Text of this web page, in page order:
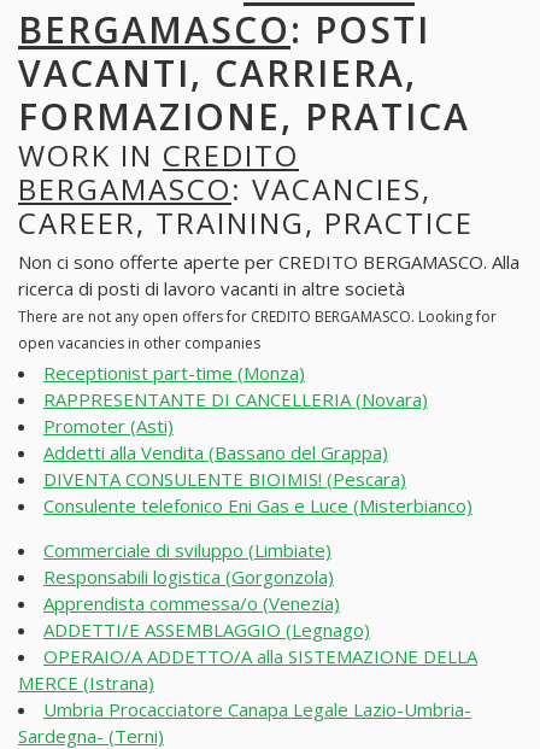
BERGAMASCO: POSTI
VACANTI, CARRIERA,
FORMAZIONE, PRATICA
WORK IN CREDITO
BERGAMASCO: VACANCIES,
CAREER, TRAINING, PRACTICE
Non ci sono offerte aperte per CREDITO BERGAMASCO. Alla
ricerca di posti di lavoro vacanti in altre società
There are not any open offers for CREDITO BERGAMASCO. Looking for
open vacancies in other companies
Receptionist part-time (Monza)
RAPPRESENTANTE DI CANCELLERIA (Novara)
Promoter (Asti)
Addetti alla Vendita (Bassano del Grappa)
DIVENTA CONSULENTE BIOIMIS! (Pescara)
Consulente telefonico Eni Gas e Luce (Misterbianco)
Commerciale di sviluppo (Limbiate)
Responsabili logistica (Gorgonzola)
Apprendista commessa/o (Venezia)
ADDETTI/E ASSEMBLAGGIO (Legnago)
OPERAIO/A ADDETTO/A alla SISTEMAZIONE DELLA
MERCE (Istrana)
Umbria Procacciatore Canapa Legale Lazio-Umbria-
Sardegna- (Terni)